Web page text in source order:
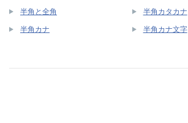
半角と全角 半角カタカナ
半角カナ 半角カナ文字